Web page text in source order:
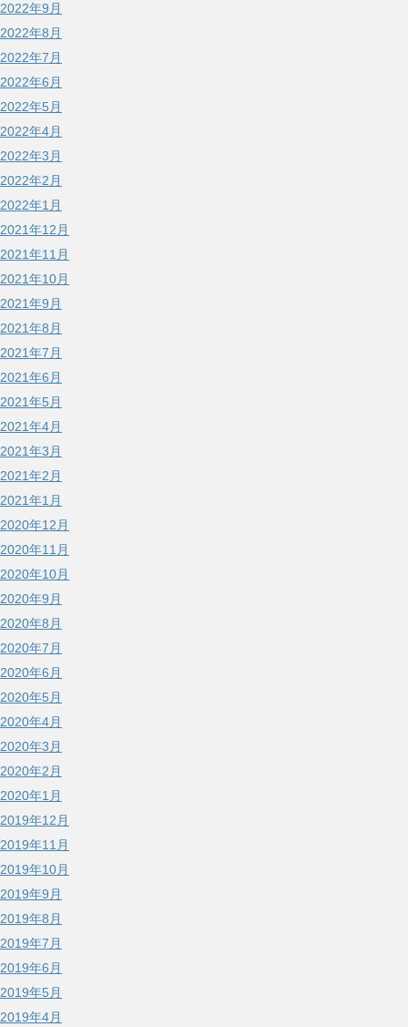
2022年9月
2022年8月
2022年7月
2022年6月
2022年5月
2022年4月
2022年3月
2022年2月
2022年1月
2021年12月
2021年11月
2021年10月
2021年9月
2021年8月
2021年7月
2021年6月
2021年5月
2021年4月
2021年3月
2021年2月
2021年1月
2020年12月
2020年11月
2020年10月
2020年9月
2020年8月
2020年7月
2020年6月
2020年5月
2020年4月
2020年3月
2020年2月
2020年1月
2019年12月
2019年11月
2019年10月
2019年9月
2019年8月
2019年7月
2019年6月
2019年5月
2019年4月